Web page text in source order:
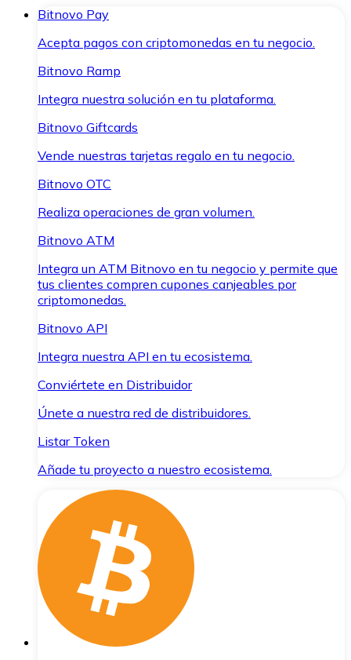
Bitnovo Pay
Acepta pagos con criptomonedas en tu negocio.
Bitnovo Ramp
Integra nuestra solución en tu plataforma.
Bitnovo Giftcards
Vende nuestras tarjetas regalo en tu negocio.
Bitnovo OTC
Realiza operaciones de gran volumen.
Bitnovo ATM
Integra un ATM Bitnovo en tu negocio y permite que
tus clientes compren cupones canjeables por
criptomonedas.
Bitnovo API
Integra nuestra API en tu ecosistema.
Conviértete en Distribuidor
Únete a nuestra red de distribuidores.
Listar Token
Añade tu proyecto a nuestro ecosistema.